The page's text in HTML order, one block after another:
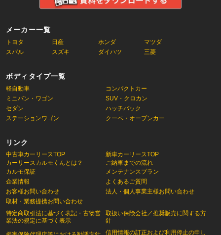
メーカー一覧
トヨタ 日産 ホンダ
マツダ
スバル
スズキ ダイハツ 三菱
ボディタイプ一覧
軽自動車
コンパクトカー
ミニバン・ワゴン
SUV・クロカン
セダン
ハッチバック
ステーションワゴン
クーペ・オープンカー
リンク
中古車カーリースTOP
カーリースカルモくんとは？
新車カーリースTOP
ご納車までの流れ
カルモ保証
企業情報
お客様お問い合わせ
取材・業務提携お問い合わせ
特定商取引法に基づく表記・古物営
業法の規定に基づく表示
メンテナンスプラン
よくあるご質問
法人・個人事業主様お問い合わせ
取扱い保険会社／推奨販売に関する方
針
信用情報の訂正および利用停止の申し